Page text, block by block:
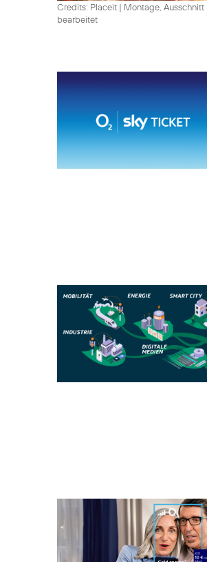
Credits: Placeit | Montage, Ausschnitt
bearbeitet